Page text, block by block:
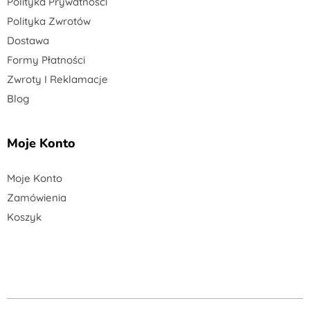
Polityka Zwrotów
Dostawa
Formy Płatności
Zwroty I Reklamacje
Blog
Moje Konto
Moje Konto
Zamówienia
Koszyk